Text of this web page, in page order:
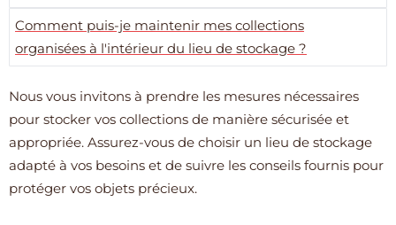
Comment puis-je maintenir mes collections
organisées à l'intérieur du lieu de stockage ?
Nous vous invitons à prendre les mesures nécessaires
pour stocker vos collections de manière sécurisée et
appropriée. Assurez-vous de choisir un lieu de stockage
adapté à vos besoins et de suivre les conseils fournis pour
protéger vos objets précieux.